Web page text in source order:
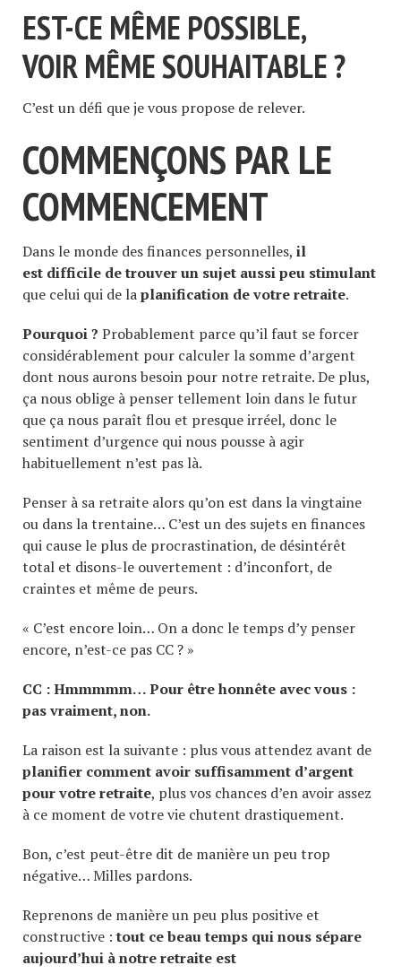
EST-CE MÊME POSSIBLE,
VOIR MÊME SOUHAITABLE ?
C’est un défi que je vous propose de relever.
COMMENÇONS PAR LE
COMMENCEMENT
Dans le monde des finances personnelles, il
est difficile de trouver un sujet aussi peu stimulant
que celui qui de laplanification de votre retraite.
Pourquoi ? Probablement parce qu’il faut se forcer
considérablement pour calculer la somme d’argent
dont nous aurons besoin pour notre retraite. De plus,
ça nous oblige à penser tellement loin dans le futur
que ça nous paraît flou et presque irréel, donc le
sentiment d’urgence qui nous pousse à agir
habituellement n’est pas là.
Penser à sa retraite alors qu’on est dans la vingtaine
ou dans la trentaine… C’est un des sujets en finances
qui cause le plus de procrastination, de désintérêt
total et disons-le ouvertement : d’inconfort, de
craintes et même de peurs.
« C’est encore loin… On a donc le temps d’y penser
encore, n’est-ce pas CC ? »
CC : Hmmmmm… Pour être honnête avec vous :
pas vraiment, non.
La raison est la suivante : plus vous attendez avant de
planifier comment avoir suffisamment d’argent
pour votre retraite, plus vos chances d’en avoir assez
à ce moment de votre vie chutent drastiquement.
Bon, c’est peut-être dit de manière un peu trop
négative… Milles pardons.
Reprenons de manière un peu plus positive et
constructive :tout ce beau temps qui nous sépare
aujourd’hui à notre retraite est